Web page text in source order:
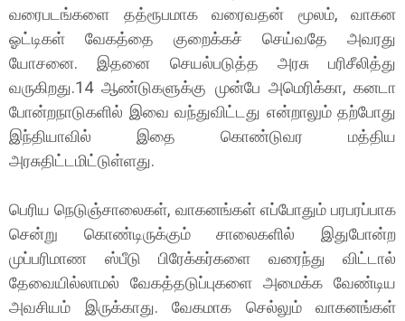
வரைபடங்களை தத்ரூபமாக வரைவதன் மூலம், வாகன
ஓட்டிகள் வேகத்தை குறைக்கச் செய்வதே அவரது
யோசனை. இதனை செயல்படுத்த அரசு பரிசீலித்து
வருகிறது.14 ஆண்டுகளுக்கு முன்பே அமெரிக்கா, கனடா
போன்றநாடுகளில் இவை வந்துவிட்டது என்றாலும் தற்போது
இந்தியாவில் இதை கொண்டுவர மத்திய
அரசுதிட்டமிட்டுள்ளது.
பெரிய நெடுஞ்சாலைகள், வாகனங்கள் எப்போதும் பரபரப்பாக
சென்று கொண்டிருக்கும் சாலைகளில் இதுபோன்ற
முப்பரிமாண ஸ்பீடு பிரேக்கர்களை வரைந்து விட்டால்
தேவையில்லாமல் வேகத்தடுப்புகளை அமைக்க வேண்டிய
அவசியம் இருக்காது. வேகமாக செல்லும் வாகனங்கள்